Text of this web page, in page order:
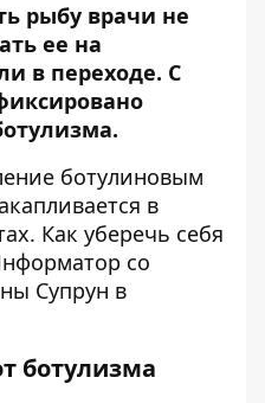
рыбу врачи не
ее на
в переходе. С
ботулиновым
в
Как уберечь себя
со
Супрун в
ботулизма